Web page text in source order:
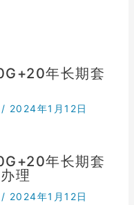
年长期套
/ 2024年1月12日
年长期套
理
/ 2024年1月12日